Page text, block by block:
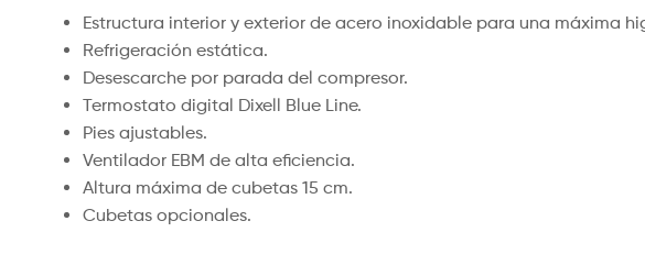
Estructura interior y exterior de acero inoxidable para una máxima
Refrigeración estática.
Desescarche por parada del compresor.
Termostato digital Dixell Blue Line.
Pies ajustables.
Ventilador EBM de alta eficiencia.
Altura máxima de cubetas 15 cm.
Cubetas opcionales.